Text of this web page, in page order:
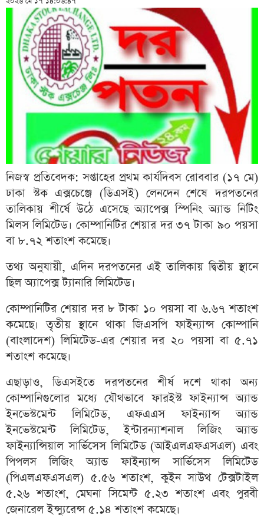
নিজস্ব প্রতিবেদক: সপ্তাহের প্রথম কার্যদিবস রোববার (১৭ মে)
ঢাকা স্টক এক্সচেঞ্জে (ডিএসই) লেনদেন শেষে দরপতনের
তালিকায় শীর্ষে উঠে এসেছে অ্যাপেক্স স্পিনিং অ্যান্ড নিটিং
মিলস লিমিটেড। কোম্পানিটির শেয়ার দর ৩৭ টাকা ৯০ পয়সা
বা ৮.৭২ শতাংশ কমেছে।
তথ্য অনুযায়ী, এদিন দরপতনের এই তালিকায় দ্বিতীয় স্থানে
ছিল অ্যাপেক্স ট্যানারি লিমিটেড।
কোম্পানিটির শেয়ার দর ৮ টাকা ১০ পয়সা বা ৬.৬৭ শতাংশ
কমেছে। তৃতীয় স্থানে থাকা জিএসপি ফাইন্যান্স কোম্পানি
(বাংলাদেশ) লিমিটেড-এর শেয়ার দর ২০ পয়সা বা ৫.৭১
শতাংশ কমেছে।
এছাড়াও, ডিএসইতে দরপতনের শীর্ষ দশে থাকা অন্য
কোম্পানিগুলোর মধ্যে যৌথভাবে ফারইস্ট ফাইন্যান্স অ্যান্ড
ইনভেস্টমেন্ট লিমিটেড, এফএএস ফাইন্যান্স অ্যান্ড
ইনভেস্টমেন্ট লিমিটেড, ইন্টারন্যাশনাল লিজিং অ্যান্ড
ফাইন্যান্সিয়াল সার্ভিসেস লিমিটেড (আইএলএফএসএল) এবং
পিপলস লিজিং অ্যান্ড ফাইন্যান্স সার্ভিসেস লিমিটেড
(পিএলএফএসএল) ৫.৫৬ শতাংশ, কুইন সাউথ টেক্সটাইল
৫.২৬ শতাংশ, মেঘনা সিমেন্ট ৫.২৩ শতাংশ এবং পুরবী
জেনারেল ইন্স্যুরেন্স ৫.১৪ শতাংশ কমেছে।